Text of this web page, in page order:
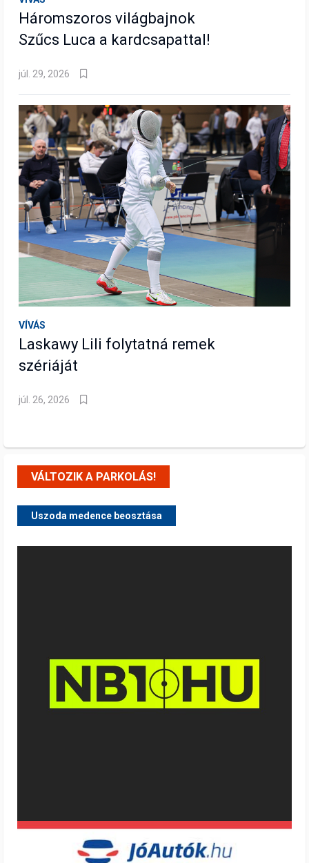
Háromszoros világbajnok
Szűcs Luca a kardcsapattal!
júl. 29, 2026
VÍVÁS
Laskawy Lili folytatná remek
szériáját
júl. 26, 2026
VÁLTOZIK A PARKOLÁS!
Uszoda medence beosztása